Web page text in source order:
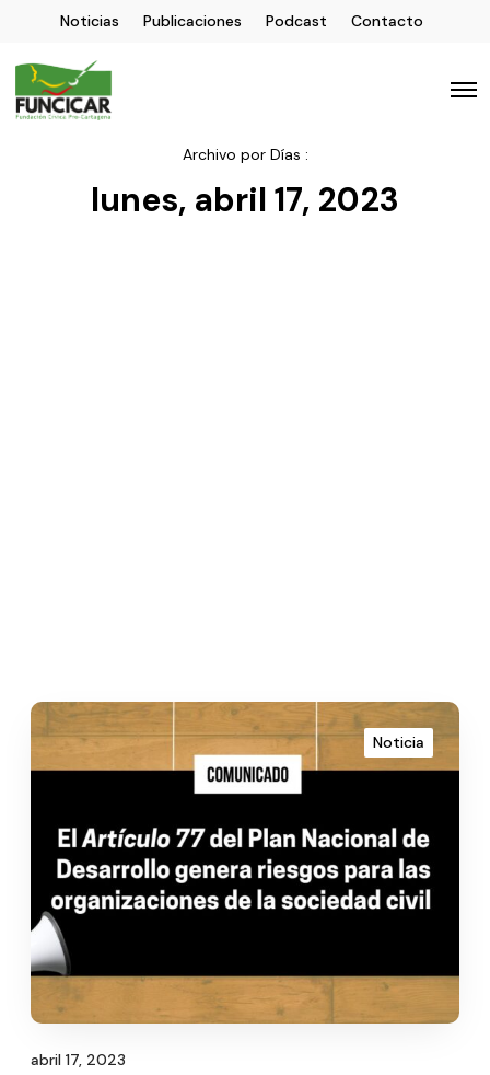
Noticias Publicaciones Podcast Contacto
Archivo por Días :
lunes, abril 17, 2023
Noticia
abril 17, 2023